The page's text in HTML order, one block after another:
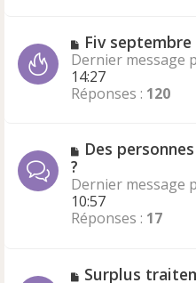
Fiv septembre
Dernier message
14:27
Réponses : 120
Des
?
Dernier message
10:57
Réponses : 17
Surplus